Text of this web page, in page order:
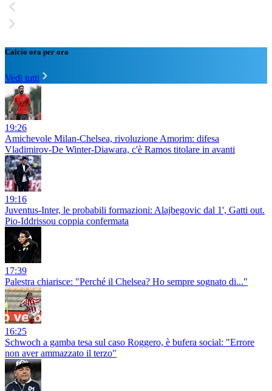
Calcio ora per ora
Vedi tutti
19:26
Amichevole Milan-Chelsea, rivoluzione Amorim: difesa
Vladimirov-De Winter-Diawara, c'è Ramos titolare in avanti
19:16
Juventus-Inter, le probabili formazioni: Alajbegovic dal 1', Gatti out.
Pio-Iddrissou coppia confermata
17:39
Palestra chiarisce: "Perché il Chelsea? Ho sempre sognato di..."
16:25
Schwoch a gamba tesa sul caso Roggero, è bufera social: "Errore
non aver ammazzato il terzo"